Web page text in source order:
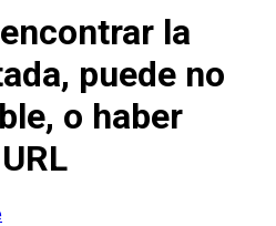
la
puede no
o haber